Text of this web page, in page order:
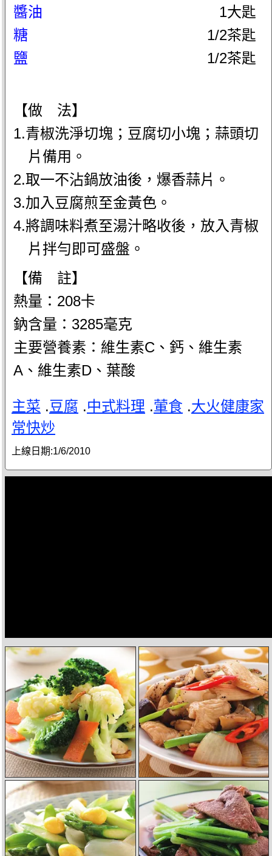
醬油
1大匙
糖
1/2茶匙
鹽
1/2茶匙
【做 法】
1.青椒洗淨切塊；豆腐切小塊；蒜頭切
片備用。
2.取一不沾鍋放油後，爆香蒜片。
3.加入豆腐煎至金黃色。
4.將調味料煮至湯汁略收後，放入青椒
片拌勻即可盛盤。
【備 註】
熱量：208卡
鈉含量：3285毫克
主要營養素：維生素C、鈣、維生素
A、維生素D、葉酸
主菜 .豆腐 .中式料理 .葷食 .大火健康家
常快炒
上線日期:1/6/2010